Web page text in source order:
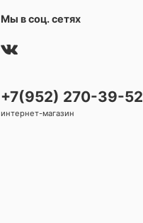
Мы в соц. сетях
+7(952) 270-39-52
интернет-магазин